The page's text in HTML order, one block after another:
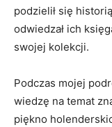
podzielił się
odwiedzał⁣ ich
swojej kolekcji.
Podczas mojej
wiedzę na temat‌
piękno